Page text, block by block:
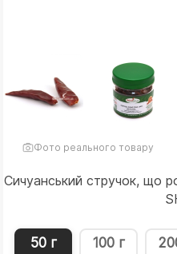
Фото реального товару
Сичуанський стручок, що
50 г 100 г